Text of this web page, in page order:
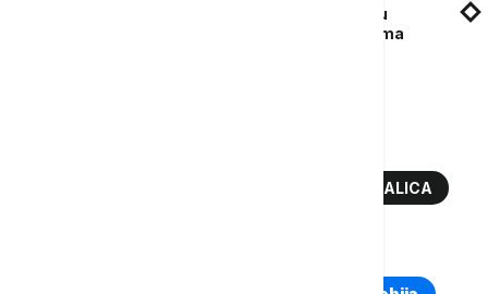
Dva tela nađena u vodi posle rušenja mosta u
Baltimoru: Smatra se da među nestalima nema
DIZALICA